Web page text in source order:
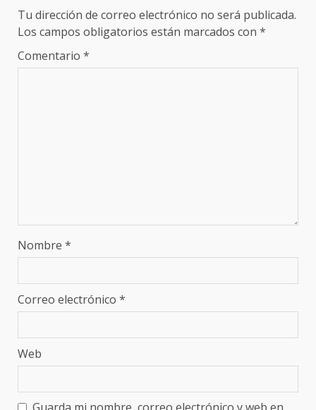
Tu dirección de correo electrónico no será publicada.
Los campos obligatorios están marcados con *
Comentario *
Nombre *
Correo electrónico *
Web